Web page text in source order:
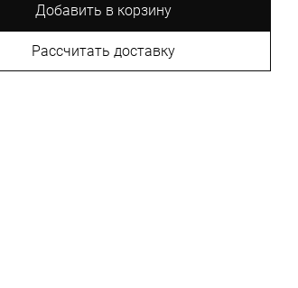
Добавить в корзину
Рассчитать доставку